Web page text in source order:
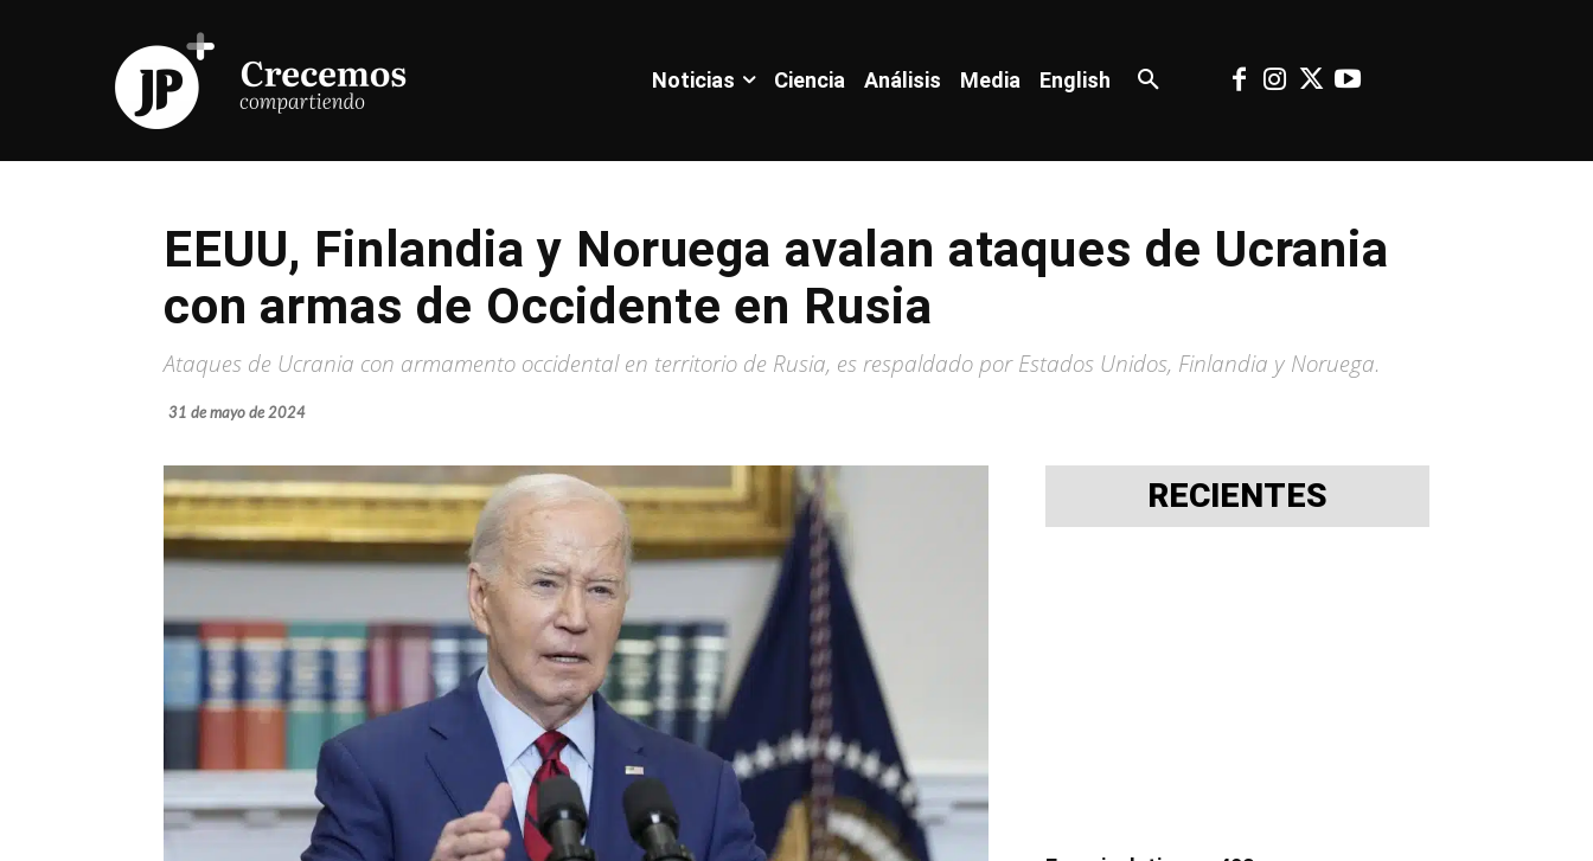
Noticias Ciencia Análisis Media English
EEUU, Finlandia y Noruega avalan ataques de Ucrania
con armas de Occidente en Rusia
Ataques de Ucrania con armamento occidental en territorio de Rusia, es respaldado por Estados Unidos, Finlandia y Noruega.
31 de mayo de 2024
RECIENTES